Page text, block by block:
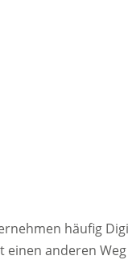
häufig
anderen